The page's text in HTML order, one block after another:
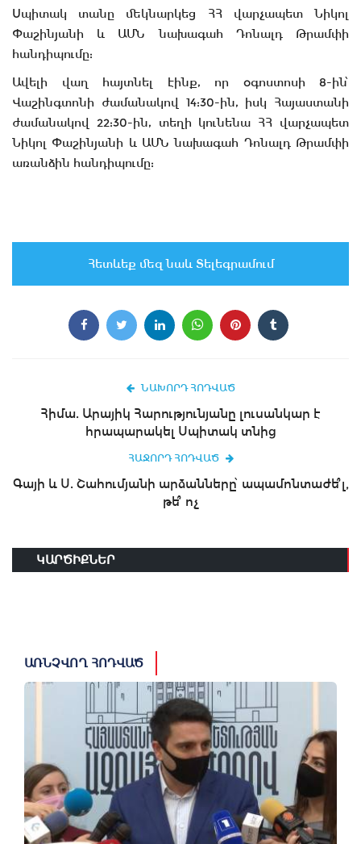
Սպիտակ տանը մեկնարկեց ՀՀ վարչապետ Նիկոլ
Փաշինյանի և ԱՄՆ նախագահ Դոնալդ Թրամփի
հանդիպումը:
Ավելի վաղ հայտնել էինք, որ օգոստոսի 8-ին՝
Վաշինգտոնի ժամանակով 14:30-ին, իսկ Հայաստանի
ժամանակով 22:30-ին, տեղի կունենա ՀՀ վարչապետ
Նիկոլ Փաշինյանի և ԱՄՆ նախագահ Դոնալդ Թրամփի
առանձին հանդիպումը:
Հետևեք մեզ նաև Տելեգրամում
ՆԱԽՈՐԴ ՀՈԴՎԱԾ
Հիմա. Արայիկ Հարությունյանը լուսանկար է
հրապարակել Սպիտակ տնից
ՀԱՋՈՐԴ ՀՈԴՎԱԾ
Գայի և Ս. Շահումյանի արձանները՝ ապամոնտաժե՞լ,
թե՞ ոչ
ԿԱՐԾԻՔՆԵՐ
ԱՌՆՉՎՈՂ ՀՈԴՎԱԾ